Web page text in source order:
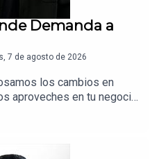
Demanda a
7 de agosto de 2026
los cambios en
aproveches en tu negocio